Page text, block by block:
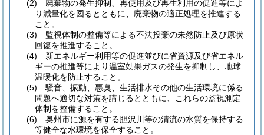
(2)
廃棄物の発生抑制、再使用及び再生利用の促進等によ
り減量化を図るとともに、廃棄物の適正処理を推進する
こと。
(3)
監視体制の整備等による不法投棄の未然防止及び原状
回復を推進すること。
(4)
新エネルギー利用等の促進並びに省資源及び省エネル
ギーの推進等により温室効果ガスの発生を抑制し、地球
温暖化を防止すること。
(5)
騒音、振動、悪臭、生活排水その他の生活環境に係る
問題へ適切な対策を講じるとともに、これらの監視測定
体制を整備すること。
(6)
奥州市に源を有する胆沢川等の清流の水質を保持する
等健全な水環境を保全すること。